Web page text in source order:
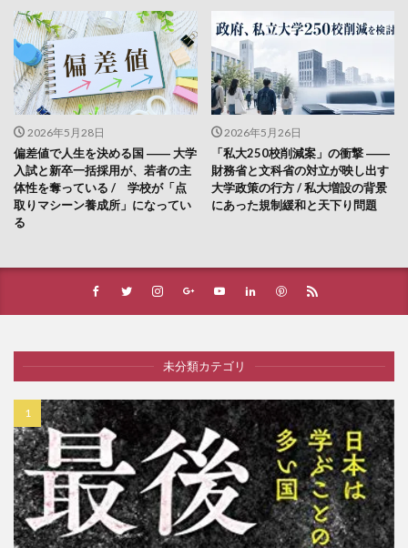
2026年5月28日
偏差値で人生を決める国 ―― 大学
入試と新卒一括採用が、若者の主
体性を奪っている / 学校が「点
取りマシーン養成所」になってい
る
2026年5月26日
「私大250校削減案」の衝撃 ――
財務省と文科省の対立が映し出す
大学政策の行方 / 私大増設の背景
にあった規制緩和と天下り問題
未分類カテゴリ